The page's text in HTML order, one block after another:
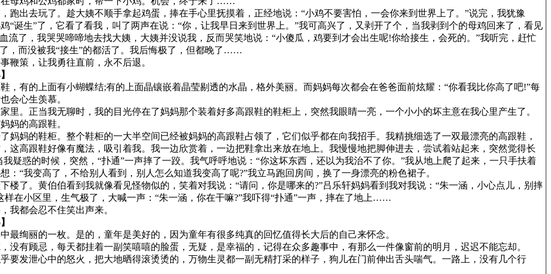
出去玩了。趁大姨不顺手拿起鸡蛋，捧在手心里抚摸着，正经地说：“小鸡不要害怕，一会你来到世界上了。”说完，我犹豫
“诞生”了，它看了看我，叫了两声在说：“你，让我早日来到世界上。”我可高兴了，又剥开了个，当我剥到个的母鸡回来了，看见
流了，我哭哭啼啼地去找大姨，大姨并没说我，反而哭笑地说：“小傻瓜，鸡要到才会出生呢!你给接生，会死的。”我听完，赶忙
，而没被我“接生”的都活了。我后悔极了，但都晚了……
鞭策，让我勇往直前，永不后退。
，有的上面有小蝴蝶结;有的上面晶镶嵌着晶莹剔透的水晶，格外美丽。而妈妈每次都会在爸爸面前炫耀：“你看我比你高了吧!”每
会心生羡慕。
。正当我无聊时，我的目光停在了妈妈那个装着好多高跟鞋的鞋柜上，突然我眼睛一亮，一个小小的坏主意在我心里产生了。
妈的高跟鞋。
妈的鞋柜。整个鞋柜的一大半空间已经被妈妈的高跟鞋占领了，它们似乎都在向我招手。我精挑细选了一双最漂亮的高跟鞋，
这高跟鞋好像有魔法，吸引着我。我一边欣赏着，一边把鞋拿出来放在地上。我慢慢地把脚伸进去，尝试着站起来，突然觉得长
疑惑的时候，突然，“扑通”一声摔了一跤。我气呼呼地说：“你这坏东西，还以为我治不了你。”我从地上爬了起来，一只手扶着
：“我变高了，不给别人看到，别人怎么知道我变高了呢?”我立马跑回房间，换了一身漂亮的粉色裙子。
了。黄伯伯看到我就像看见怪物似的，笑着对我说：“请问，你是哪来的?”吕乐轩妈妈看到我对我说：“朱一涵，小心点儿，别摔
样在小区里，生气极了，大喊一声：“朱一涵，你在干嘛?”我吓得“扑通”一声，摔在了地上……
我都会忍不住笑出声来。
绚丽的一枚。是的，童年是美好的，因为童年有很多纯真的回忆值得长大后的自己来怀念。
有顾忌，每天都挂着一副笑嘻嘻的脸蛋，无疑，是幸福的，记得在众多趣事中，有那么一件像窗前的明月，迟迟不能忘却。
要发泄心中的怒火，把大地晒得滚烫烫的，万物生灵都一副无精打采的样子，狗儿在门前伸出舌头喘气。一路上，没有几个行